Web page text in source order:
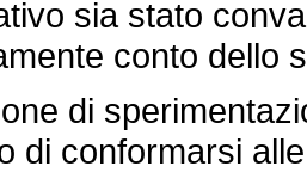
sia stato
conto dello
di
di conformarsi